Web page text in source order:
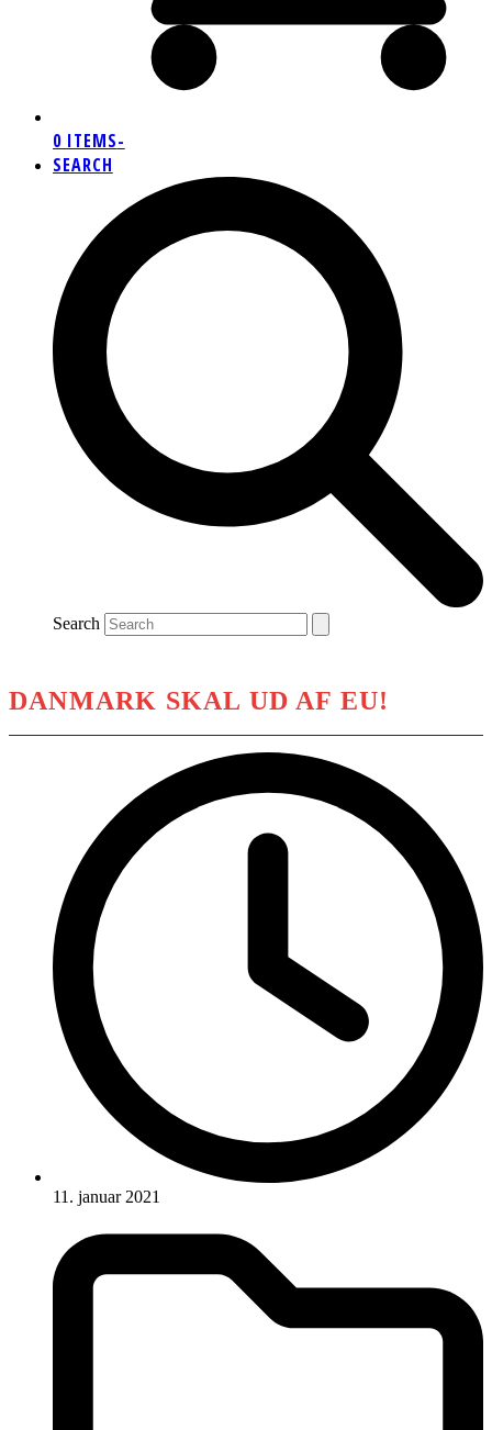
0 ITEMS-
SEARCH
Search
DANMARK SKAL UD AF EU!
11. januar 2021